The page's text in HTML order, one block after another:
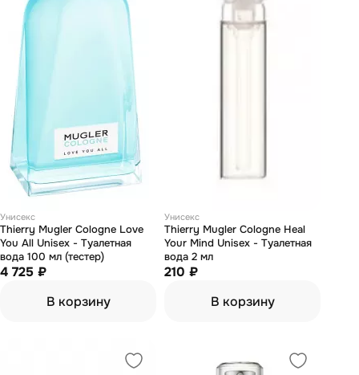
Унисекс
Thierry Mugler Cologne Love
You All Unisex - Туалетная
вода 100 мл (тестер)
4 725 ₽
В корзину
Унисекс
Thierry Mugler Cologne Heal
Your Mind Unisex - Туалетная
вода 2 мл
210 ₽
В корзину